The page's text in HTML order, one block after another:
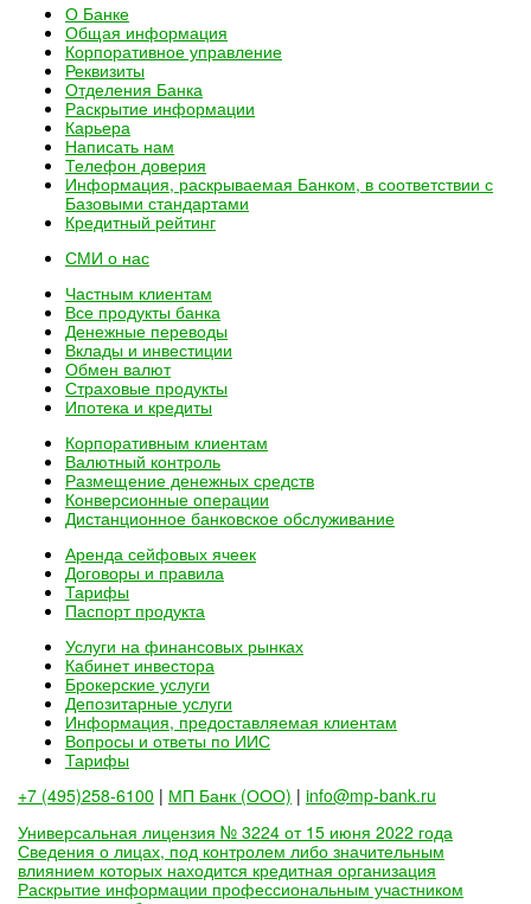
О Банке
Общая информация
Корпоративное управление
Реквизиты
Отделения Банка
Раскрытие информации
Карьера
Написать нам
Телефон доверия
Информация, раскрываемая Банком, в соответствии с
Базовыми стандартами
Кредитный рейтинг
СМИ о нас
Частным клиентам
Все продукты банка
Денежные переводы
Вклады и инвестиции
Обмен валют
Страховые продукты
Ипотека и кредиты
Корпоративным клиентам
Валютный контроль
Размещение денежных средств
Конверсионные операции
Дистанционное банковское обслуживание
Аренда сейфовых ячеек
Договоры и правила
Тарифы
Паспорт продукта
Услуги на финансовых рынках
Кабинет инвестора
Брокерские услуги
Депозитарные услуги
Информация, предоставляемая клиентам
Вопросы и ответы по ИИС
Тарифы
+7 (495)258-6100 | МП Банк (ООО) | info@mp-bank.ru
Универсальная лицензия № 3224 от 15 июня 2022 года
Сведения о лицах, под контролем либо значительным
влиянием которых находится кредитная организация
Раскрытие информации профессиональным участником